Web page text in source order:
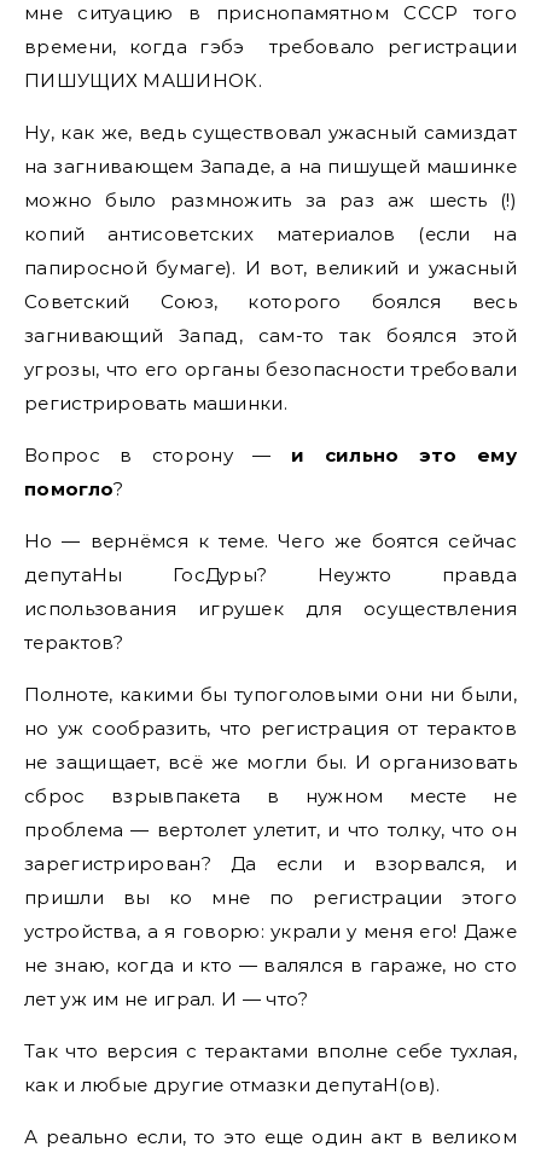
мне ситуацию в приснопамятном СССР того
времени, когда гэбэ требовало регистрации
ПИШУЩИХ МАШИНОК.
Ну, как же, ведь существовал ужасный самиздат
на загнивающем Западе, а на пишущей машинке
можно было размножить за раз аж шесть (!)
копий антисоветских материалов (если на
папиросной бумаге). И вот, великий и ужасный
Советский Союз, которого боялся весь
загнивающий Запад, сам-то так боялся этой
угрозы, что его органы безопасности требовали
регистрировать машинки.
Вопрос в сторону — и сильно это ему
помогло?
Но — вернёмся к теме. Чего же боятся сейчас
депутаНы ГосДуры? Неужто правда
использования игрушек для осуществления
терактов?
Полноте, какими бы тупоголовыми они ни были,
но уж сообразить, что регистрация от терактов
не защищает, всё же могли бы. И организовать
сброс взрывпакета в нужном месте не
проблема — вертолет улетит, и что толку, что он
зарегистрирован? Да если и взорвался, и
пришли вы ко мне по регистрации этого
устройства, а я говорю: украли у меня его! Даже
не знаю, когда и кто — валялся в гараже, но сто
лет уж им не играл. И — что?
Так что версия с терактами вполне себе тухлая,
как и любые другие отмазки депутаН(ов).
А реально если, то это еще один акт в великом